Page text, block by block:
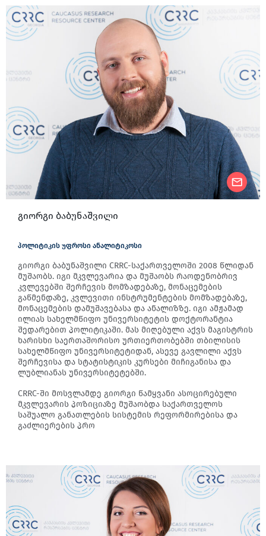
გიორგი ბაბუნაშვილი
პოლიტიკის უფროსი ანალიტიკოსი
გიორგი ბაბუნაშვილი CRRC-საქართველოში 2008 წლიდან
მუშაობს. იგი მკვლევარია და მუშაობს რაოდენობრივ
კვლევებში შერჩევის მომზადებაზე, მონაცემების
გაწმენდაზე, კვლევითი ინსტრუმენტების მომზადებაზე,
მონაცემების დამუშავებასა და ანალიზზე. იგი ამჟამად
ილიას სახელმწიფო უნივერსიტეტის დოქტორანტია
შედარებით პოლიტიკაში. მას მიღებული აქვს მაგისტრის
ხარისხი საერთაშორისო ურთიერთობებში თბილისის
სახელმწიფო უნივერსიტეტიდან, ასევე გავლილი აქვს
შერჩევისა და სტატისტიკის კურსები მიჩიგანისა და
ლუბლიანას უნივერსიტეტებში.
CRRC-ში მოსვლამდე გიორგი წამყვანი ასოცირებული
მკვლევარის პოზიციაზე მუშაობდა საქართველოს
საშუალო განათლების სისტემის რეფორმირებისა და
გაძლიერების პრო